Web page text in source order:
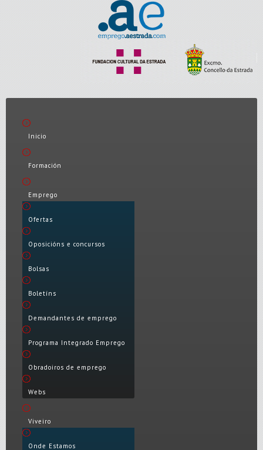
Inicio
Formación
Emprego
Ofertas
Oposicións e concursos
Bolsas
Boletíns
Demandantes de emprego
Programa Integrado Emprego
Obradoiros de emprego
Webs
Viveiro
Onde Estamos